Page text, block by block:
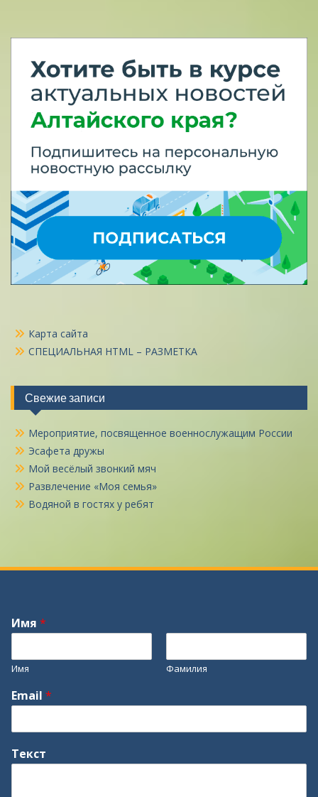
Карта сайта
СПЕЦИАЛЬНАЯ HTML – РАЗМЕТКА
Свежие записи
Мероприятие, посвященное военнослужащим России
Эсафета дружы
Мой весёлый звонкий мяч
Развлечение «Моя семья»
Водяной в гостях у ребят
Имя *
Имя Фамилия
Email *
Текст